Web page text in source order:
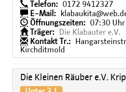
Telefon:
0172 9412327
E-Mail:
Öffnungszeiten:
07:30
Träger:
Die Klabauter e.V.
Kontakt Tr.:
Kirchditmold
Die Kleinen Räuber e.V.